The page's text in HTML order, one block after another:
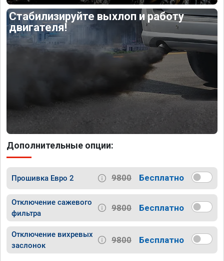
Стабилизируйте выхлоп и работу
двигателя!
Дополнительные опции:
Прошивка Евро 2 9800 Бесплатно
Отключение сажевого
фильтра
9800 Бесплатно
Отключение вихревых
заслонок
9800 Бесплатно